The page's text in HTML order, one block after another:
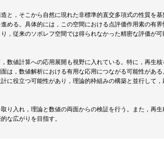
と，そこから自然に現れた非標準的直交多項式の性質を基
める。具体的には，この空間における点評価作用素の有界
，従来のソボレフ空間では得られなかった精密な評価が可
値計算への応用展開も視野に入れている。特に，再生核
は，数値解析における有用な応用につながる可能性がある
に役立つ可能性があり，理論的枠組みの構築と並行して，
り入れ，理論と数値の両面からの検証を行う。また，再生
な広がりを目指す。